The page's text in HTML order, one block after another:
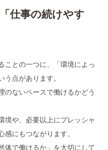
仕事の続けやす
ことの一つに、「環境によっ
う点があります。
のないペースで働けるかどう
境や、必要以上にプレッシャ
にもつながります。
体で働けるか」を大切にして